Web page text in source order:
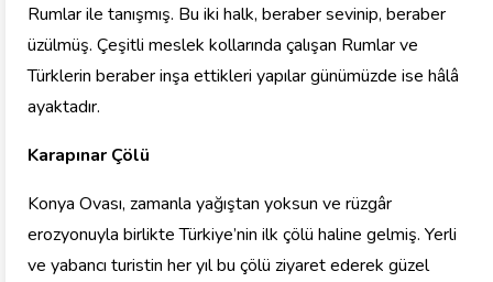
Rumlar ile tanışmış. Bu iki halk, beraber sevinip, beraber
üzülmüş. Çeşitli meslek kollarında çalışan Rumlar ve
Türklerin beraber inşa ettikleri yapılar günümüzde ise hâlâ
ayaktadır.
Karapınar Çölü
Konya Ovası, zamanla yağıştan yoksun ve rüzgâr
erozyonuyla birlikte Türkiye’nin ilk çölü haline gelmiş. Yerli
ve yabancı turistin her yıl bu çölü ziyaret ederek güzel